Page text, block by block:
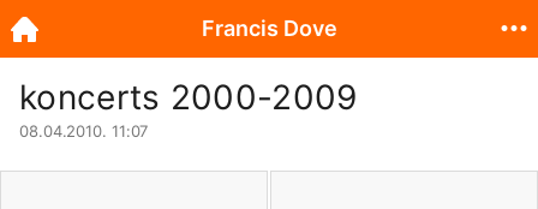
koncerts 2000-2009
08.04.2010. 11:07
Francis Dove